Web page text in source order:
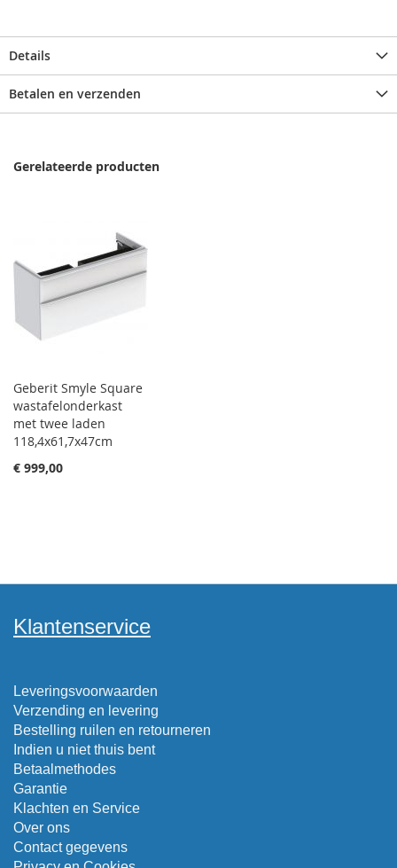
Details
Betalen en verzenden
Gerelateerde producten
Geberit Smyle Square
wastafelonderkast
met twee laden
118,4x61,7x47cm
€ 999,00
Klantenservice
Leveringsvoorwaarden
Verzending en levering
Bestelling ruilen en retourneren
Indien u niet thuis bent
Betaalmethodes
Garantie
Klachten en Service
Over ons
Contact gegevens